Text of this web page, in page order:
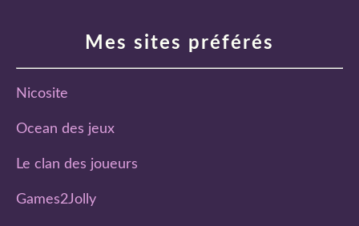
Mes sites préférés
Nicosite
Ocean des jeux
Le clan des joueurs
Games2Jolly